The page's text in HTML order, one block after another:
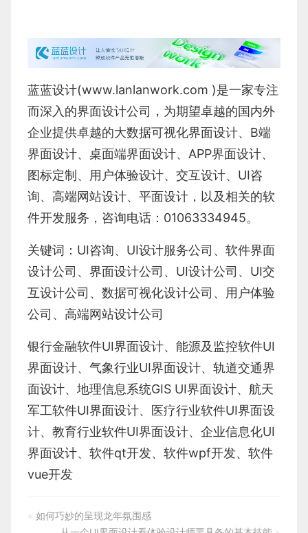
蓝蓝设计(www.lanlanwork.com )是一家专注
而深入的界面设计公司，为期望卓越的国内外
企业提供卓越的大数据可视化界面设计、 B端
界面设计、 桌面端界面设计、 APP界面设计、
图标定制、 用户体验设计、 交互设计、 UI咨
询、 高端网站设计、 平面设计 ，以及相关的软
件开发服务，咨询电话：01063334945。
关键词： UI咨询、 UI设计服务公司 、 软件界面
设计公司、界面设计公司、 UI设计公司 、 UI交
互设计公司 、 数据可视化设计公司 、 用户体验
公司 、 高端网站设计公司
银行金融软件UI界面设计、 能源及监控软件UI
界面设计、 气象行业UI界面设计、 轨道交通界
面设计、 地理信息系统GIS UI界面设计、 航天
军工软件UI界面设计、 医疗行业软件UI界面设
计、 教育行业软件UI界面设计、 企业信息化UI
界面设计、 软件qt开发、 软件wpf开发、 软件
vue开发
« 如何巧妙的呈现龙年氛围感